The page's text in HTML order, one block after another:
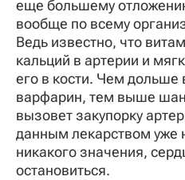
еще большему
вообще по всему
Ведь известно, что
кальций в артерии и
его в кости. Чем дольше
варфарин, тем выше
вызовет закупорку
данным лекарством уже
никакого значения,
остановиться.